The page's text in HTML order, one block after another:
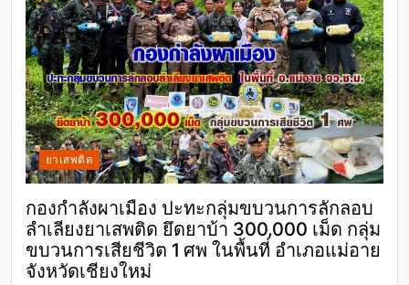
ยาเสพติด
กองกำลังผาเมือง ปะทะกลุ่มขบวนการลักลอบ
ลำเลียงยาเสพติด ยึดยาบ้า 300,000 เม็ด กลุ่ม
ขบวนการเสียชีวิต 1 ศพ ในพื้นที่ อำเภอแม่อาย
จังหวัดเชียงใหม่